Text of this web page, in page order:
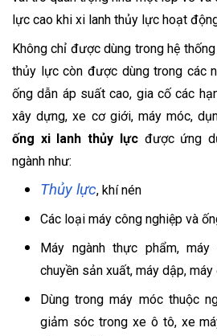
lực cao khi xi lanh thủy lực hoạt
Không chỉ được dùng trong hệ
thủy lực còn được dùng trong các
ống dẫn áp suất cao, gia cố các
xây dựng, xe cơ giới, máy móc,
ống xi lanh thủy lực được ứng
ngành như:
Thủy lực, khí nén
Các loại máy công nghiệp và
Máy ngành thực phẩm,
chuyền sản xuất, máy dập,
Dùng trong máy móc thuộc
giảm sóc trong xe ô tô, xe